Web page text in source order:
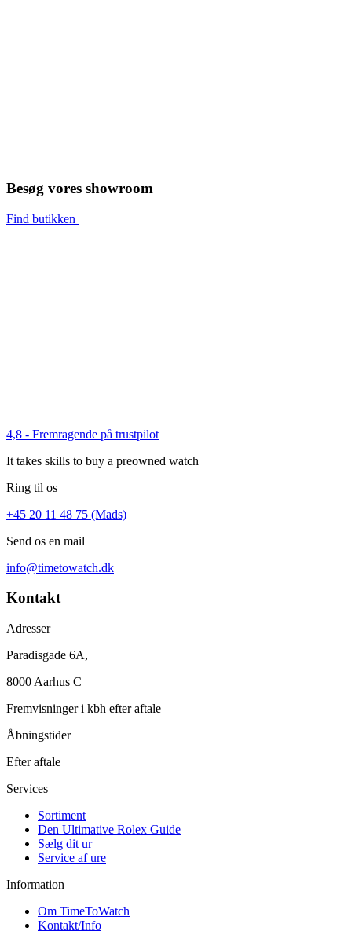
Besøg vores showroom
Find butikken
4,8 - Fremragende på trustpilot
It takes skills to buy a preowned watch
Ring til os
+45 20 11 48 75 (Mads)
Send os en mail
info@timetowatch.dk
Kontakt
Adresser
Paradisgade 6A,
8000 Aarhus C
Fremvisninger i kbh efter aftale
Åbningstider
Efter aftale
Services
Sortiment
Den Ultimative Rolex Guide
Sælg dit ur
Service af ure
Information
Om TimeToWatch
Kontakt/Info